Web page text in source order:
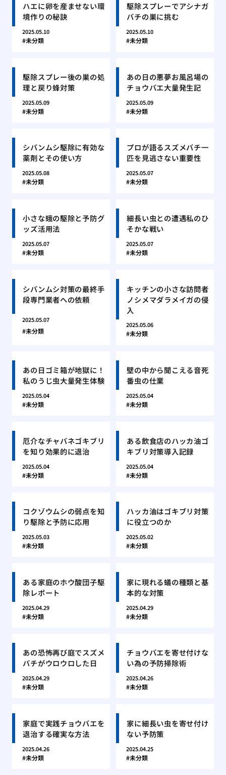
ハエに卵を産ませない環
境作りの秘訣
2025.05.10
未分類
駆除スプレーでアシナガ
バチの巣に挑む
2025.05.10
未分類
駆除スプレー後の巣の処
理と戻り蜂対策
2025.05.09
未分類
あの日の悪夢お風呂場の
チョウバエ大量発生記
2025.05.09
未分類
シバンムシ駆除に有効な
薬剤とその使い方
2025.05.08
未分類
プロが語るスズメバチ一
匹を見逃さない重要性
2025.05.07
未分類
小さな蛾の駆除と予防グ
ッズ活用法
2025.05.07
未分類
細長い虫との遭遇私のひ
そかな戦い
2025.05.07
未分類
シバンムシ対策の最終手
段専門業者への依頼
2025.05.07
未分類
キッチンの小さな訪問者
ノシメマダラメイガの侵
入
2025.05.06
未分類
あの日ゴミ箱が地獄に！
私のうじ虫大量発生体験
2025.05.04
未分類
壁の中から聞こえる音死
番虫の仕業
2025.05.04
未分類
厄介なチャバネゴキブリ
を知り効果的に退治
2025.05.04
未分類
ある飲食店のハッカ油ゴ
キブリ対策導入記録
2025.05.04
未分類
コクゾウムシの弱点を知
り駆除と予防に応用
2025.05.03
未分類
ハッカ油はゴキブリ対策
に役立つのか
2025.05.02
未分類
ある家庭のホウ酸団子駆
除レポート
2025.04.29
未分類
家に現れる蟻の種類と基
本的な対策
2025.04.29
未分類
あの恐怖再び庭でスズメ
バチがウロウロした日
2025.04.29
未分類
チョウバエを寄せ付けな
い為の予防掃除術
2025.04.26
未分類
家庭で実践チョウバエを
退治する確実な方法
2025.04.26
未分類
家に細長い虫を寄せ付け
ない予防策
2025.04.25
未分類